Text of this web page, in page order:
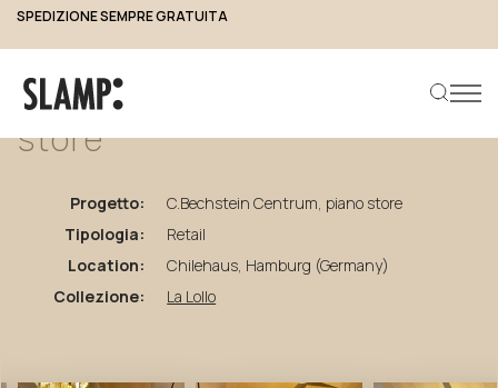
SPEDIZIONE SEMPRE GRATUITA
Cerca prodotto
C.Bechstein
piano
store
Progetto:
C.Bechstein Centrum, piano store
Tipologia:
Retail
Location:
Chilehaus, Hamburg (Germany)
Collezione:
La Lollo